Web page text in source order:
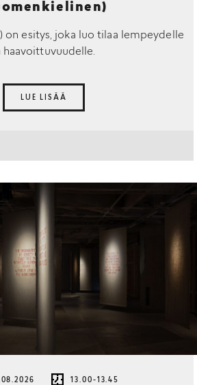
on esitys, joka luo tilaa lempeydelle
haavoittuvuudelle.
LUE LISÄÄ
13.00-13.45